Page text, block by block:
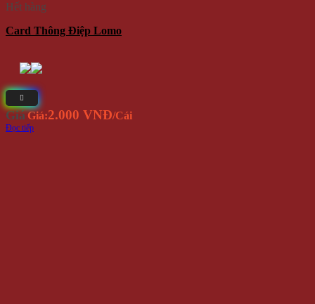
Hết hàng
Card Thông Điệp Lomo
GiáGiá:2.000 VNĐ/Cái
Đọc tiếp